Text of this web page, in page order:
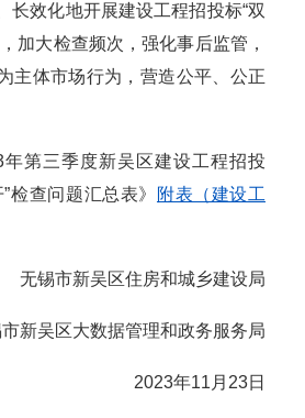
长效化地开展建设工程招投标“双
加大检查频次，强化事后监管，
主体市场行为，营造公平、公正
三季度新吴区建设工程招投
检查问题汇总表》
附表（建设工
锡市新吴区住房和城乡建设局
吴区大数据管理和政务服务局
2023年11月23日